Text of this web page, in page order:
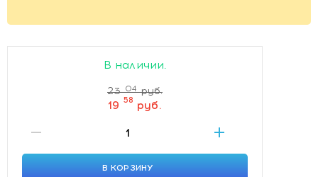
В наличии.
23 04 руб.
19 58 руб.
В КОРЗИНУ